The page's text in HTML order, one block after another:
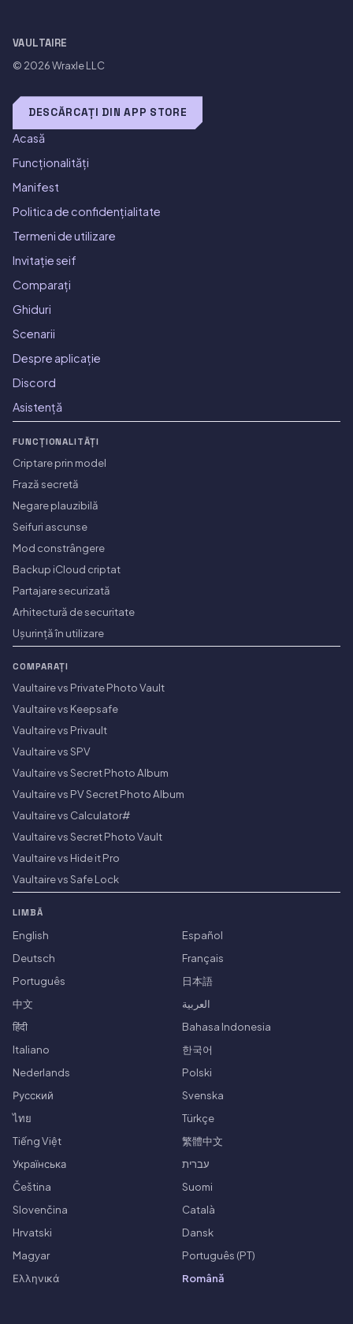
VAULTAIRE
© 2026Wraxle LLC
DESCĂRCAȚI DIN APP STORE
Acasă
Funcționalități
Manifest
Politica de confidențialitate
Termeni de utilizare
Invitație seif
Comparați
Ghiduri
Scenarii
Despre aplicație
Discord
Asistență
FUNCȚIONALITĂȚI
Criptare prin model
Frază secretă
Negare plauzibilă
Seifuri ascunse
Mod constrângere
Backup iCloud criptat
Partajare securizată
Arhitectură de securitate
Ușurință în utilizare
COMPARAȚI
Vaultaire vs Private Photo Vault
Vaultaire vs Keepsafe
Vaultaire vs Privault
Vaultaire vs SPV
Vaultaire vs Secret Photo Album
Vaultaire vs PV Secret Photo Album
Vaultaire vs Calculator#
Vaultaire vs Secret Photo Vault
Vaultaire vs Hide it Pro
Vaultaire vs Safe Lock
LIMBĂ
English
Español
Deutsch
Français
Português
日本語
中文
العربية
हिंदी
Bahasa Indonesia
Italiano
한국어
Nederlands
Polski
Русский
Svenska
ไทย
Türkçe
Tiếng Việt
繁體中文
Українська
עברית
Čeština
Suomi
Slovenčina
Català
Hrvatski
Dansk
Magyar
Português (PT)
Ελληνικά
Română